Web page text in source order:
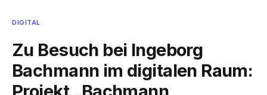
DIGITAL
Zu Besuch bei Ingeborg
Bachmann im digitalen Raum: